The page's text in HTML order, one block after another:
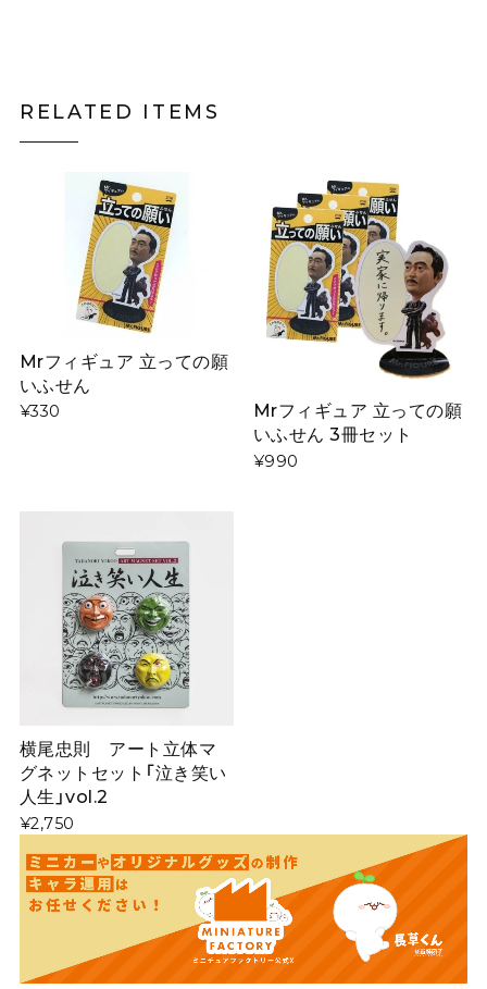
RELATED ITEMS
Mrフィギュア 立っての願
いふせん
¥330
Mrフィギュア 立っての願
いふせん 3冊セット
¥990
横尾忠則 アート立体マ
グネットセット「泣き笑い
人生」vol.2
¥2,750